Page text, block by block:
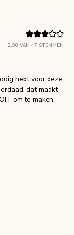
2.98 VAN 47 STEMMEN
hebt voor deze
dat maakt
om te maken.